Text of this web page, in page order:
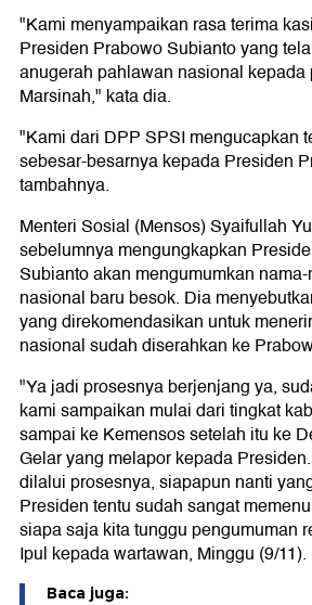
"Kami menyampaikan rasa terima
Presiden Prabowo Subianto yang
anugerah pahlawan nasional
Marsinah," kata dia.
"Kami dari DPP SPSI mengucapkan
sebesar-besarnya kepada Presiden
tambahnya.
Menteri Sosial (Mensos) Syaifullah
sebelumnya mengungkapkan
Subianto akan mengumumkan
nasional baru besok. Dia
yang direkomendasikan untuk
nasional sudah diserahkan ke
"Ya jadi prosesnya berjenjang ya,
kami sampaikan mulai dari tingkat
sampai ke Kemensos setelah itu ke
Gelar yang melapor kepada
dilalui prosesnya, siapapun nanti
Presiden tentu sudah sangat
siapa saja kita tunggu pengumuman
Ipul kepada wartawan, Minggu (9/11).
Baca juga: